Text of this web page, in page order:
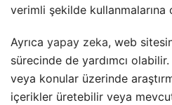
verimli şekilde kullanmalarına
Ayrıca yapay zeka, web
sürecinde de yardımcı
veya konular üzerinde
içerikler üretebilir veya